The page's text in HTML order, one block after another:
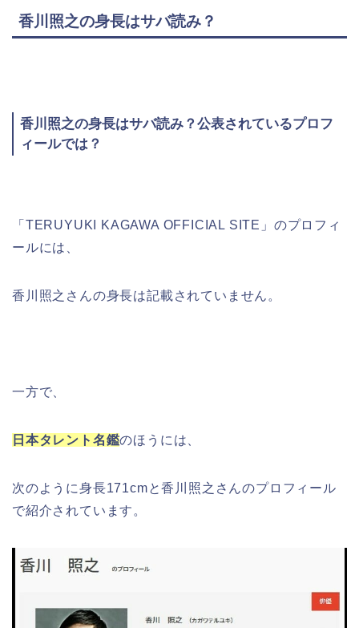
香川照之の身長はサバ読み？
香川照之の身長はサバ読み？公表されているプロフ
ィールでは？
「TERUYUKI KAGAWA OFFICIAL SITE」のプロフィ
ールには、
香川照之さんの身長は記載されていません。
一方で、
日本タレント名鑑のほうには、
次のように身長171cmと香川照之さんのプロフィール
で紹介されています。